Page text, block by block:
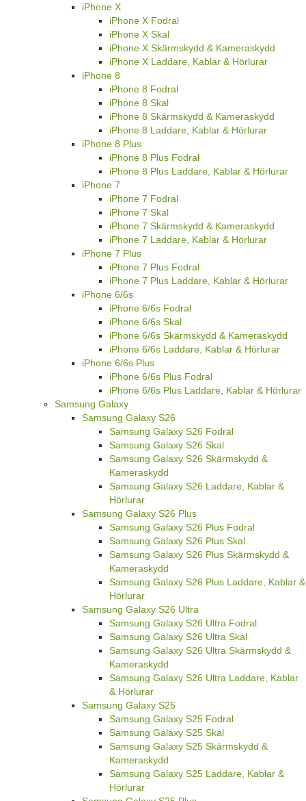
iPhone X
iPhone X Fodral
iPhone X Skal
iPhone X Skärmskydd & Kameraskydd
iPhone X Laddare, Kablar & Hörlurar
iPhone 8
iPhone 8 Fodral
iPhone 8 Skal
iPhone 8 Skärmskydd & Kameraskydd
iPhone 8 Laddare, Kablar & Hörlurar
iPhone 8 Plus
iPhone 8 Plus Fodral
iPhone 8 Plus Laddare, Kablar & Hörlurar
iPhone 7
iPhone 7 Fodral
iPhone 7 Skal
iPhone 7 Skärmskydd & Kameraskydd
iPhone 7 Laddare, Kablar & Hörlurar
iPhone 7 Plus
iPhone 7 Plus Fodral
iPhone 7 Plus Laddare, Kablar & Hörlurar
iPhone 6/6s
iPhone 6/6s Fodral
iPhone 6/6s Skal
iPhone 6/6s Skärmskydd & Kameraskydd
iPhone 6/6s Laddare, Kablar & Hörlurar
iPhone 6/6s Plus
iPhone 6/6s Plus Fodral
iPhone 6/6s Plus Laddare, Kablar & Hörlurar
Samsung Galaxy
Samsung Galaxy S26
Samsung Galaxy S26 Fodral
Samsung Galaxy S26 Skal
Samsung Galaxy S26 Skärmskydd &
Kameraskydd
Samsung Galaxy S26 Laddare, Kablar &
Hörlurar
Samsung Galaxy S26 Plus
Samsung Galaxy S26 Plus Fodral
Samsung Galaxy S26 Plus Skal
Samsung Galaxy S26 Plus Skärmskydd &
Kameraskydd
Samsung Galaxy S26 Plus Laddare, Kablar &
Hörlurar
Samsung Galaxy S26 Ultra
Samsung Galaxy S26 Ultra Fodral
Samsung Galaxy S26 Ultra Skal
Samsung Galaxy S26 Ultra Skärmskydd &
Kameraskydd
Samsung Galaxy S26 Ultra Laddare, Kablar
& Hörlurar
Samsung Galaxy S25
Samsung Galaxy S25 Fodral
Samsung Galaxy S25 Skal
Samsung Galaxy S25 Skärmskydd &
Kameraskydd
Samsung Galaxy S25 Laddare, Kablar &
Hörlurar